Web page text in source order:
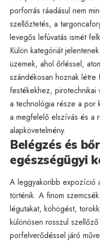
porforrás ráadásul nem
szellőztetés, a
levegős lefúvatás ismét
Külön kategóriát
üzemek, ahol őrléssel,
szándékosan hoznak létre
festékekhez,
a technológia része a por
a megfelelő elszívás és a
alapkövetelmény.
Belégzés és
egészségügyi
A leggyakoribb expozíció
történik. A finom
légutakat, köhögést,
különösen rosszul
porfelverődéssel járó